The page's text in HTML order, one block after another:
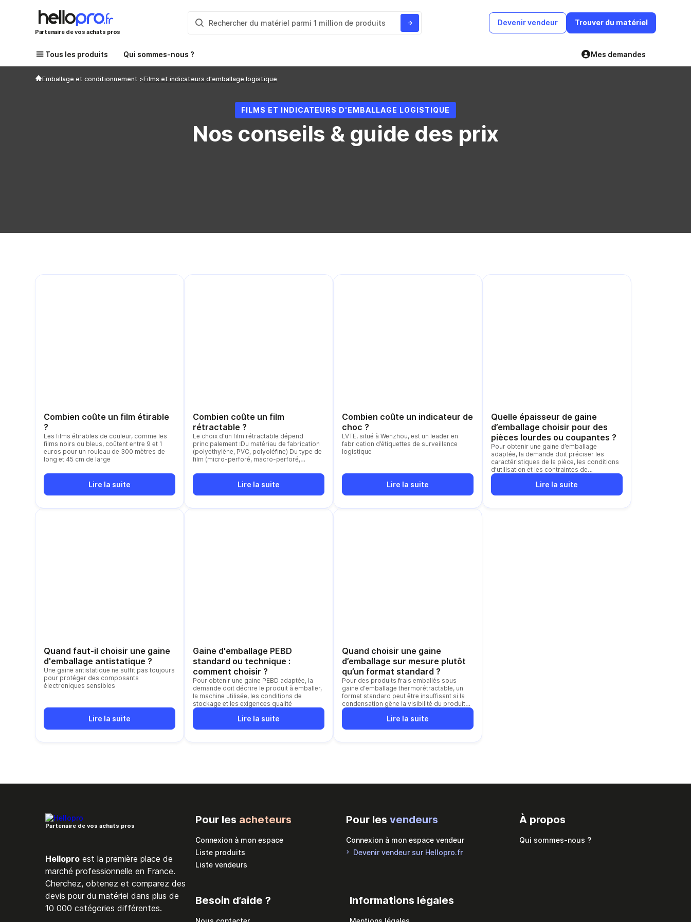
Partenaire de vos achats pros
Devenir vendeur Trouver du matériel
Tous les produits Qui sommes-nous ? Mes demandes
Emballage et conditionnement Films et indicateurs d'emballage logistique
FILMS ET INDICATEURS D'EMBALLAGE LOGISTIQUE
Nos conseils & guide des prix
Combien coûte un film étirable
?
Les films étirables de couleur, comme les
films noirs ou bleus, coûtent entre 9 et 1
euros pour un rouleau de 300 mètres de
long et 45 cm de large
Lire la suite
Combien coûte un film
rétractable ?
Le choix d’un film rétractable dépend
principalement :Du matériau de fabrication
(polyéthylène, PVC, polyoléfine) Du type de
film (micro-perforé, macro-perforé,
de rétractionDu domaine d’utilisation Du
type du produit à emballer
Lire la suite
Combien coûte un indicateur de
choc ?
LVTE, situé à Wenzhou, est un leader en
fabrication d’étiquettes de surveillance
logistique
Lire la suite
Quelle épaisseur de gaine
d’emballage choisir pour des
pièces lourdes ou coupantes ?
Pour obtenir une gaine d’emballage
adaptée, la demande doit préciser les
caractéristiques de la pièce, les conditions
d’utilisation et les contraintes de
conditionnement
Lire la suite
Quand faut-il choisir une gaine
d'emballage antistatique ?
Une gaine antistatique ne suffit pas toujours
pour protéger des composants
électroniques sensibles
Lire la suite
Gaine d'emballage PEBD
standard ou technique :
comment choisir ?
Pour obtenir une gaine PEBD adaptée, la
demande doit décrire le produit à emballer,
la machine utilisée, les conditions de
stockage et les exigences qualité
Lire la suite
Quand choisir une gaine
d’emballage sur mesure plutôt
qu’un format standard ?
Pour des produits frais emballés sous
gaine d'emballage thermorétractable, un
format standard peut être insuffisant si la
condensation gêne la visibilité du produit
ou la lecture des informations
Lire la suite
Partenaire de vos achats pros
Hellopro est la première place de
marché professionnelle en France.
Cherchez, obtenez et comparez des
devis pour du matériel dans plus de
10 000 catégories différentes.
Pour les acheteurs
Connexion à mon espace
Liste produits
Liste vendeurs
Pour lesvendeurs
Connexion à mon espace vendeur
Devenir vendeur sur Hellopro.fr
À propos
Qui sommes-nous ?
Besoin d’aide ? Informations légales